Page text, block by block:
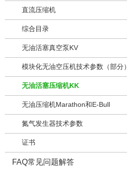
直流压缩机
综合目录
无油活塞真空泵KV
模块化无油空压机技术参数（部分）
无油活塞压缩机KK
无油压缩机Marathon和E-Bull
氮气发生器技术参数
证书
FAQ常见问题解答